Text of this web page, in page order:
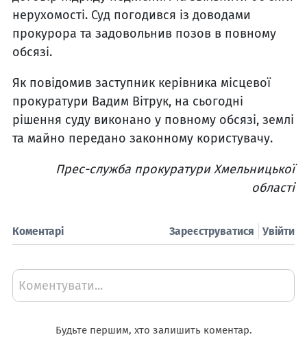
нерухомості. Суд погодився із доводами
прокурора та задовольнив позов в повному
обсязі.
Як повідомив заступник керівника місцевої
прокуратури Вадим Вітрук, на сьогодні
рішення суду виконано у повному обсязі, землі
та майно передано законному користувачу.
Прес-служба прокуратури Хмельницької
області
Коментарі Увійти
Зареєструватися
Коментувати...
Будьте першим, хто залишить коментар.